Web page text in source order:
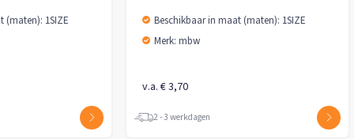
Beschikbaar in maat (maten): 1SIZE
2 - 3 werkdagen
Beschikbaar in
2 - 3 werkdagen